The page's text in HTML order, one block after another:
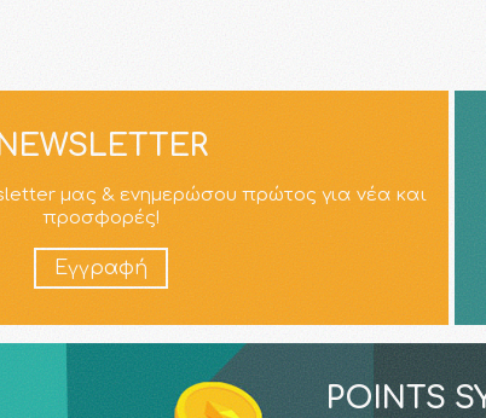
μας & ενημερώσου πρώτος για νέα και
προσφορές!
Εγγραφή
POINTS